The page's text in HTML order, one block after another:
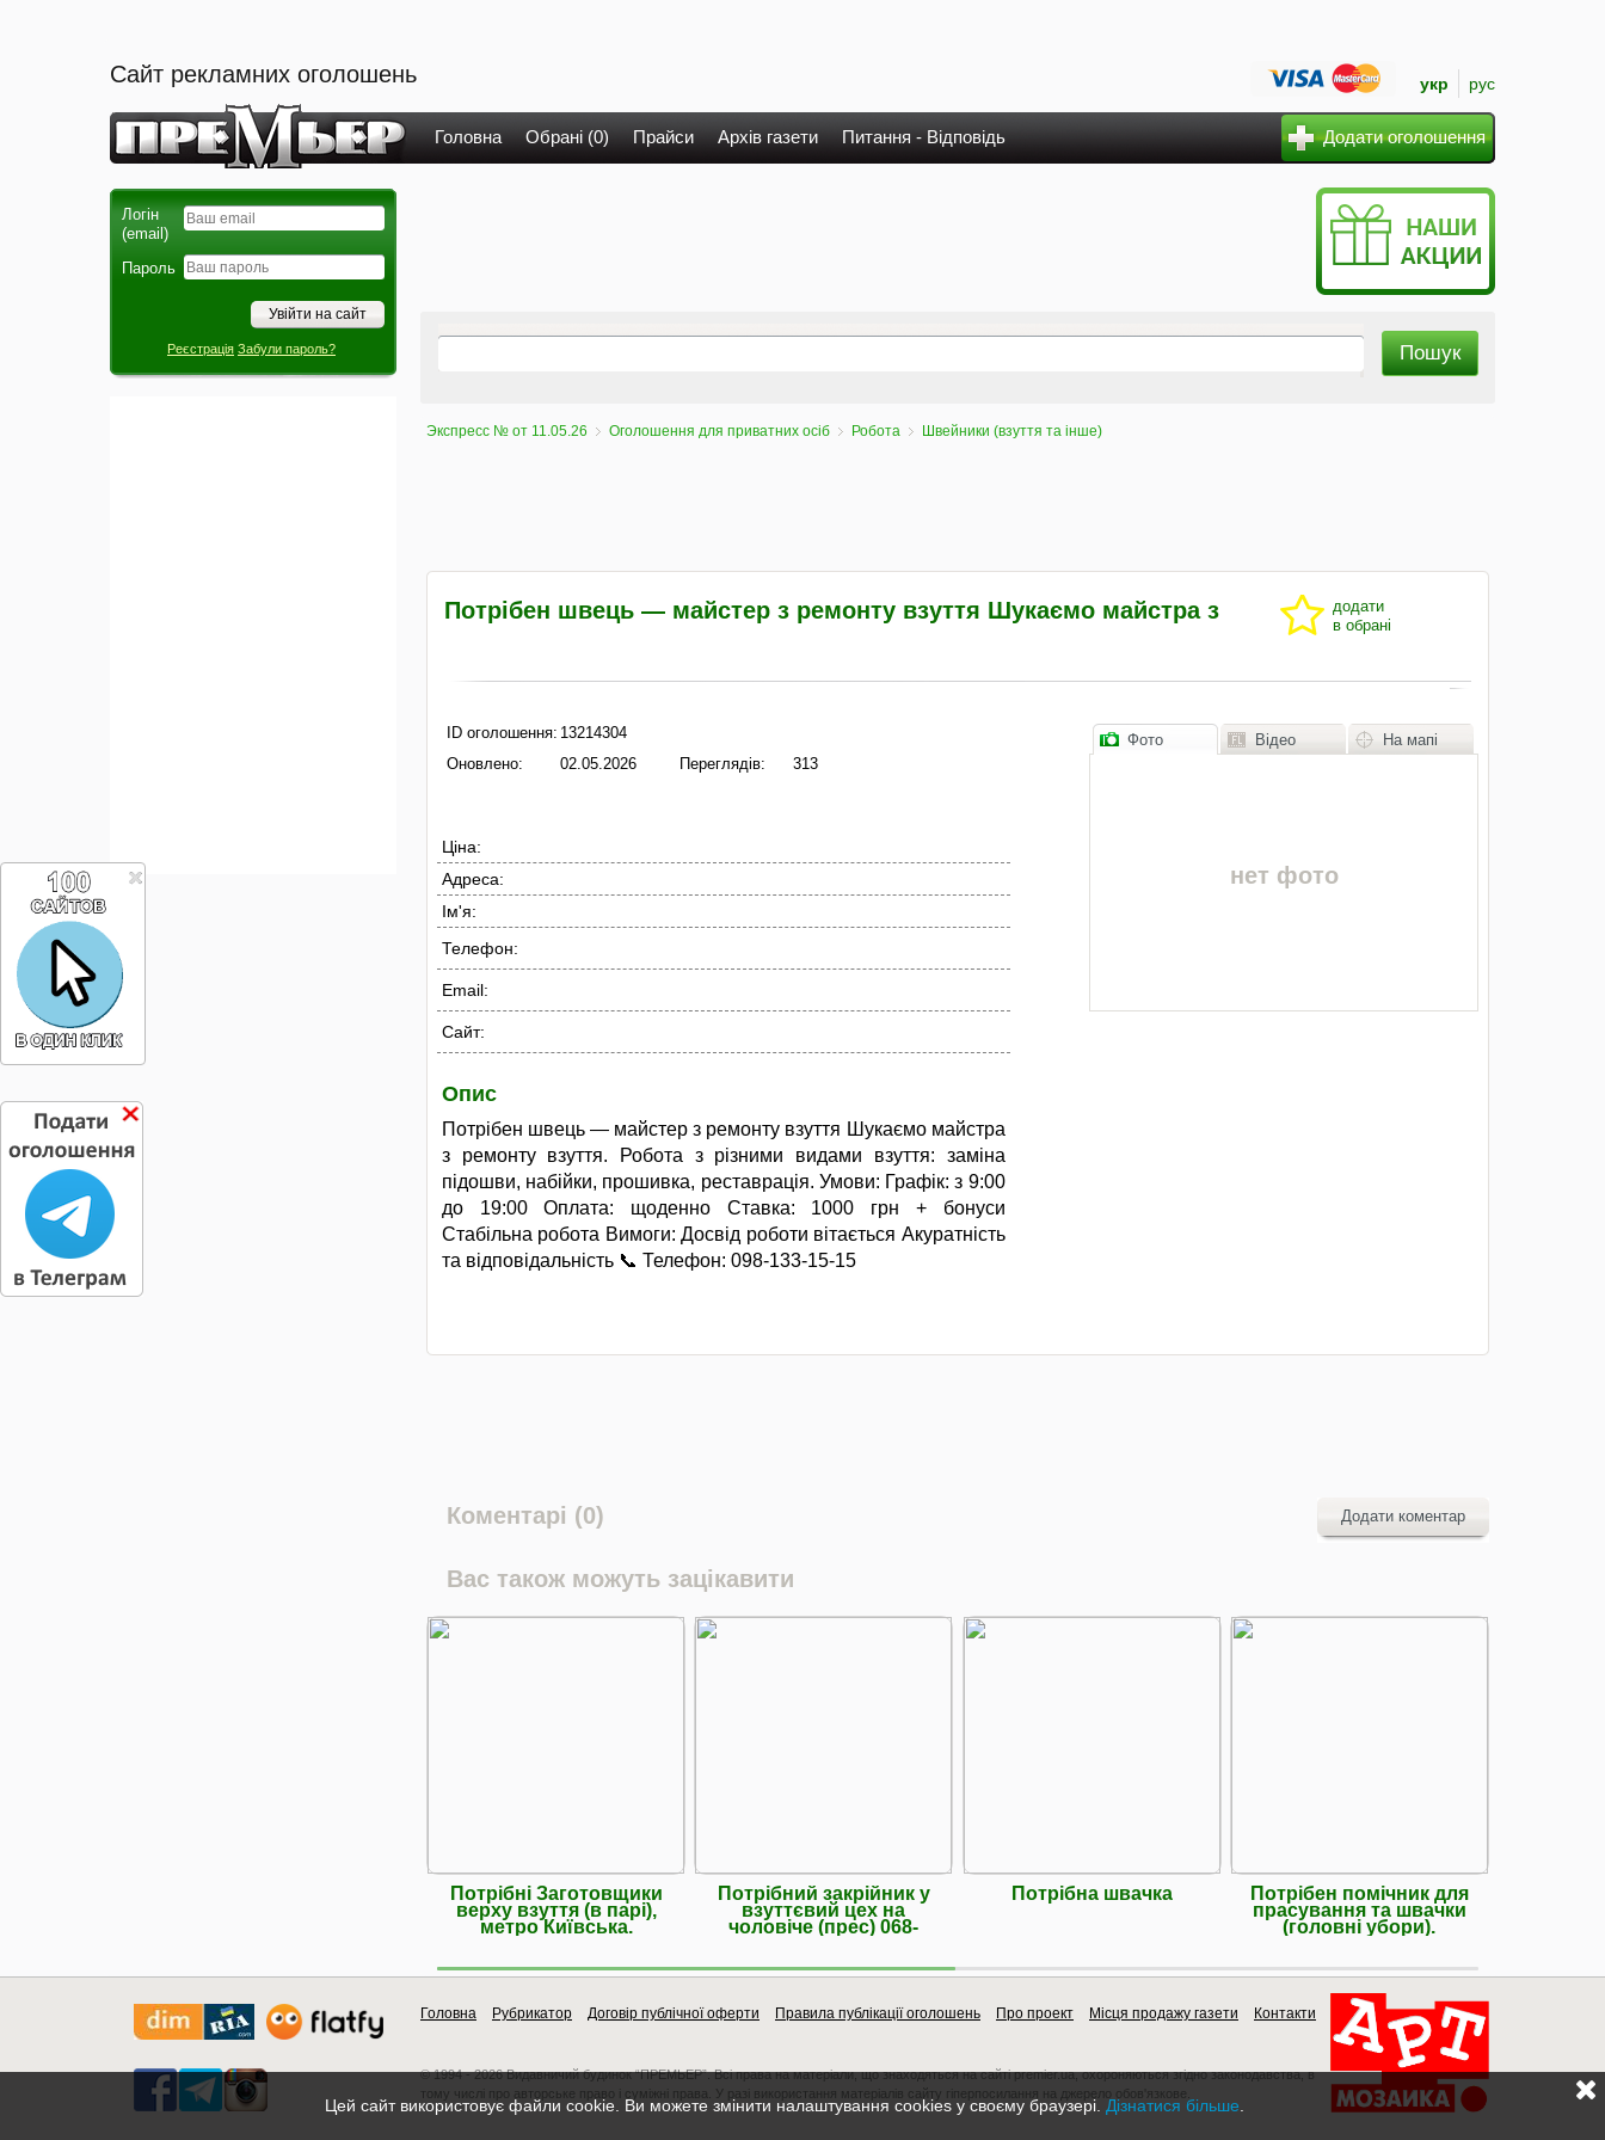
Сайт рекламних оголошень укр рус
Головна Обрані (0) Прайси Архів газети Питання - Відповідь Додати оголошення
Логін
(email)
Пароль
Реєстрація Забули пароль?
Экспресс № от 11.05.26 Оголошення для приватних осіб Робота Швейники (взуття та інше)
Потрібен швець — майстер з ремонту взуття Шукаємо майстра з
додати
в обрані
ID оголошення: 13214304
Оновлено:
02.05.2026 Переглядів: 313
Ціна:
Адреса:
Ім'я:
Телефон:
Email:
Сайт:
Опис
Потрібен швець — майстер з ремонту взуття Шукаємо майстра
з ремонту взуття. Робота з різними видами взуття: заміна
підошви, набійки, прошивка, реставрація. Умови: Графік: з 9:00
до 19:00 Оплата: щоденно Ставка: 1000 грн + бонуси
Стабільна робота Вимоги: Досвід роботи вітається Акуратність
та відповідальність 📞 Телефон: 098-133-15-15
Фото Відео На мапі
нет фото
Коментарі (0) Додати коментар
Вас також можуть зацікавити
Потрібні Заготовщики
верху взуття (в парі),
метро Київська.
Потрібний закрійник у
взуттєвий цех на
чоловіче (прес) 068-
Потрібна швачка
Потрібен помічник для
прасування та швачки
(головні убори).
Головна Рубрикатор Договір публічної оферти Правила публікації оголошень Про проект Місця продажу газети Контакти
© 1994 - 2026 Видавничий будинок “ПРЕМЬЕР”. Всі права на матеріали, що знаходяться на сайті premier.ua, охороняються згідно законодавства, в
тому числі про авторське право і суміжні права. У разі використання матеріалів сайту гіперпосилання на джерело обов'язкове.
Цей сайт використовує файли cookie. Ви можете змінити налаштування cookies у своєму браузері. Дізнатися більше